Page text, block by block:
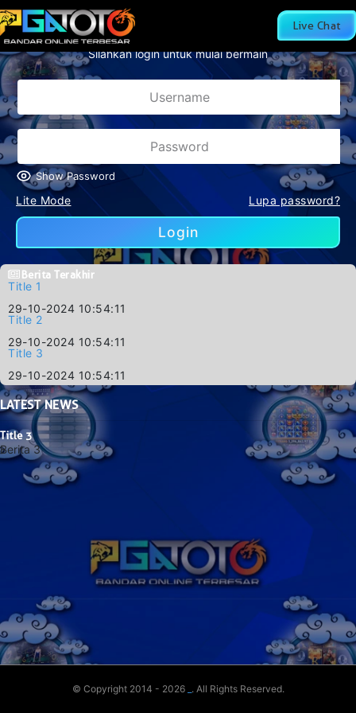
Live Chat
TERBESAR DAN RESMI DI DI INDONESIA
Silahkan login untuk mulai bermain
Show Password
Lite Mode Lupa password?
Login
Berita Terakhir
Title 1
29-10-2024 10:54:11
Title 2
29-10-2024 10:54:11
Title 3
29-10-2024 10:54:11
LATESTNEWS
Title 3
Berita 3
© Copyright 2014 - 2026 . All Rights Reserved.